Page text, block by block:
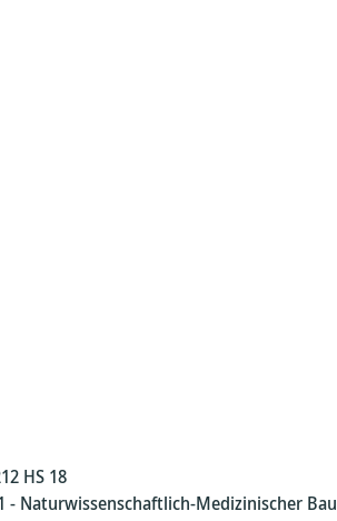
HS 18
- Naturwissenschaftlich-Medizinischer Bau